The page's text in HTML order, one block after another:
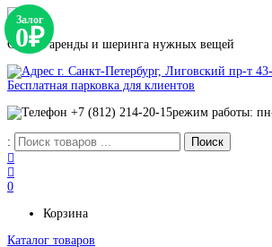
Сервис аренды и шеринга нужных вещей
г. Санкт-Петербург, Лиговский пр-т
Бесплатная парковка для клиентов
+7 (812) 214-20-15режим работы:
:
0
Корзина
Каталог товаров
Залог
0₽